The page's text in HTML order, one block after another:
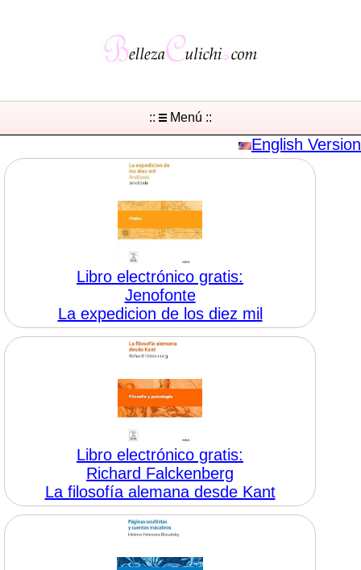
:: Menú ::
English Version
Libro electrónico gratis:
Jenofonte
La expedicion de los diez mil
Libro electrónico gratis:
Richard Falckenberg
La filosofía alemana desde Kant